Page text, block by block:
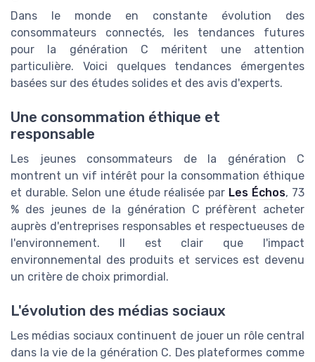
Dans le monde en constante évolution des
consommateurs connectés, les tendances futures
pour la génération C méritent une attention
particulière. Voici quelques tendances émergentes
basées sur des études solides et des avis d'experts.
Une consommation éthique et
responsable
Les jeunes consommateurs de la génération C
montrent un vif intérêt pour la consommation éthique
et durable. Selon une étude réalisée par Les Échos, 73
% des jeunes de la génération C préfèrent acheter
auprès d'entreprises responsables et respectueuses de
l'environnement. Il est clair que l'impact
environnemental des produits et services est devenu
un critère de choix primordial.
L'évolution des médias sociaux
Les médias sociaux continuent de jouer un rôle central
dans la vie de la génération C. Des plateformes comme